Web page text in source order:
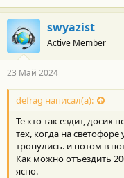
swyazist
Active Member
23 Май 2024
defrag написал(а):
Те кто так ездит,
тех, когда на светофоре
тронулись. и потом в
Как можно отъездить
ясно.